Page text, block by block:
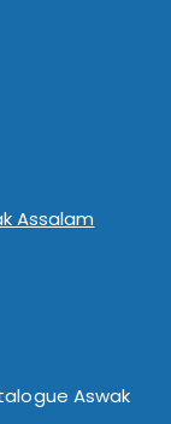
Assalam
Aswak